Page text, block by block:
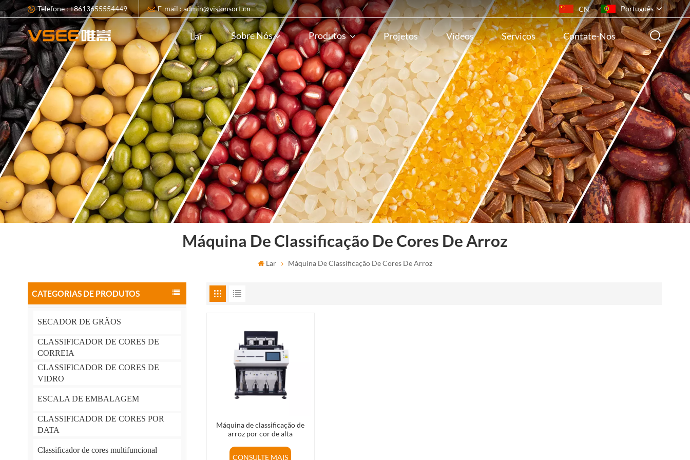
Telefone : +8613655554449 E-mail : admin@visionsort.cn CN Português
English
français
русский
español
português
ไทย
Indonesia
Tiếng việt
Lar Sobre Nós Produtos Projetos Vídeos Serviços Contate-Nos
Máquina De Classificação De Cores De Arroz
Lar Máquina De Classificação De Cores De Arroz
CATEGORIAS DE PRODUTOS
SECADOR DE GRÃOS
CLASSIFICADOR DE CORES DE
CORREIA
CLASSIFICADOR DE CORES DE
VIDRO
ESCALA DE EMBALAGEM
CLASSIFICADOR DE CORES POR
DATA
Classificador de cores multifuncional
Máquina de classificação de
arroz por cor de alta
classificadoras de arroz por cor
CONSULTE MAIS